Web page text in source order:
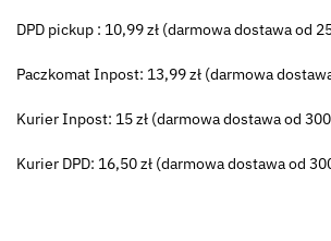
DPD pickup : 10,99 zł (darmowa dostawa od
Paczkomat Inpost: 13,99 zł (darmowa
Kurier Inpost: 15 zł (darmowa dostawa od 300
Kurier DPD: 16,50 zł (darmowa dostawa od